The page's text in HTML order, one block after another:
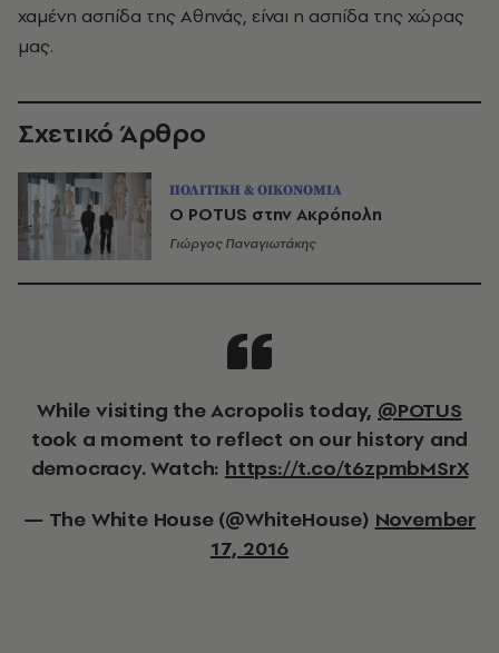
χαμένη ασπίδα της Αθηνάς, είναι η ασπίδα της χώρας
μας.
Σχετικό Άρθρο
ΠΟΛΙΤΙΚΗ & ΟΙΚΟΝΟΜΙΑ
Ο POTUS στην Ακρόπολη
Γιώργος Παναγιωτάκης
While visiting the Acropolis today, @POTUS
took a moment to reflect on our history and
democracy. Watch: https://t.co/t6zpmbMSrX
— The White House (@WhiteHouse) November
17, 2016